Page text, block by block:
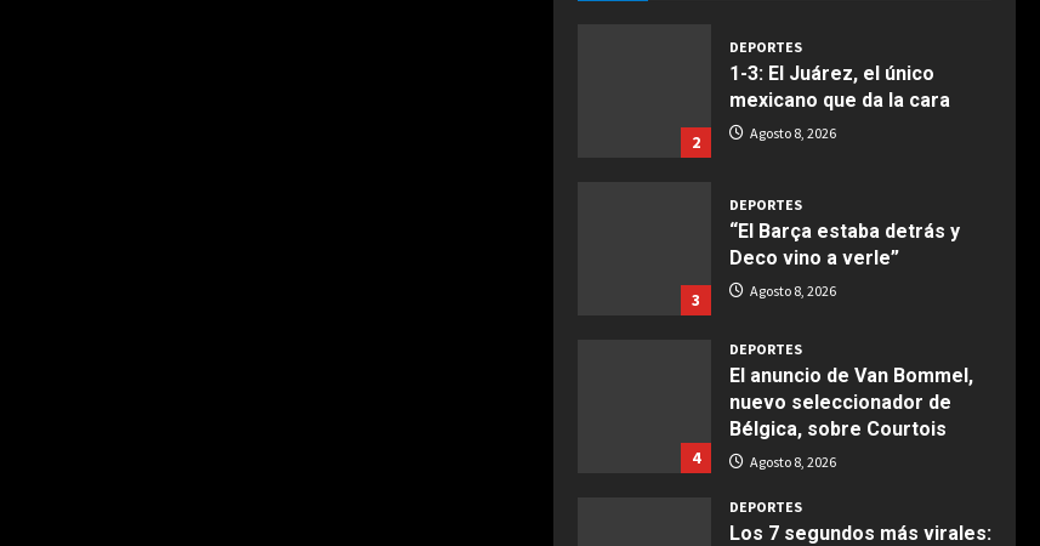
COCINA
Ensalada de espinacas
deliciosa
COCINA
freidora de aire
COCINA
Buñuelos de alcachofas
2
DEPORTES
1-3: El Juárez, el único
mexicano que da la cara
Agosto 8, 2026
3
DEPORTES
“El Barça estaba detrás y
Deco vino a verle”
Agosto 8, 2026
4
DEPORTES
El anuncio de Van Bommel,
nuevo seleccionador de
Bélgica, sobre Courtois
Agosto 8, 2026
DEPORTES
Los 7 segundos más virales: